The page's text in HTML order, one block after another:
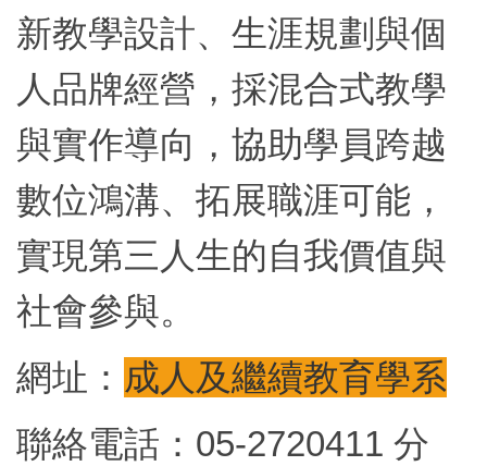
新教學設計、生涯規劃與個
人品牌經營，採混合式教學
與實作導向，協助學員跨越
數位鴻溝、拓展職涯可能，
實現第三人生的自我價值與
社會參與。
網址： 成人及繼續教育學系
聯絡電話：05-2720411 分